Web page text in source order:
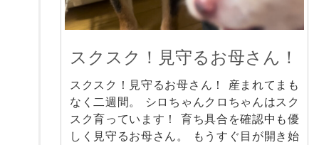
スクスク！見守るお母さん！
スクスク！見守るお母さん！ 産まれてまも
なく二週間。 シロちゃんクロちゃんはスク
スク育っています！ 育ち具合を確認中も優
しく見守るお母さん。 もうすぐ目が開き始